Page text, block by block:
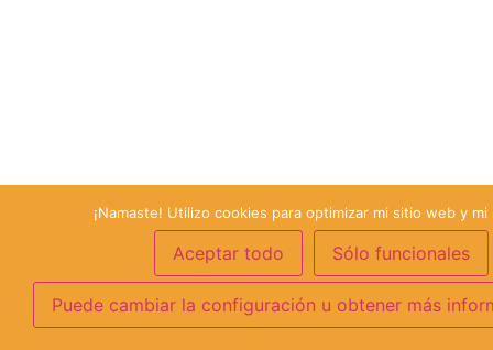
¡Namaste! Utilizo cookies para optimizar mi sitio web y mi
Aceptar todo Sólo funcionales
Puede cambiar la configuración u obtener más